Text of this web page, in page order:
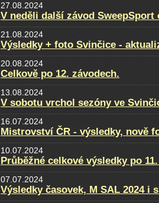
27.08.2024
V neděli další závod SweepSport
21.08.2024
Výsledky + foto Svinčice -
20.08.2024
Celkově po 12. závodech.
13.08.2024
V sobotu vrchol sezóny ve
16.07.2024
Mistrovství ČR - výsledky, nově
10.07.2024
Průběžné celkové výsledky po
07.07.2024
Výsledky časovek, M SAL 2024 i